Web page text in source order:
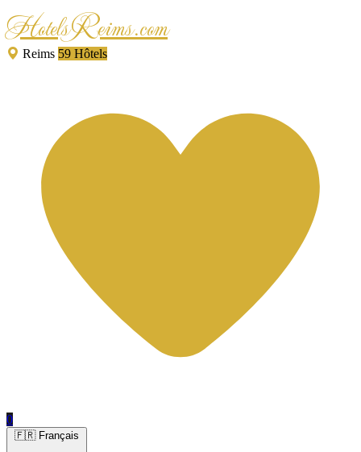
HotelsReims.com
Reims 59 Hôtels
0